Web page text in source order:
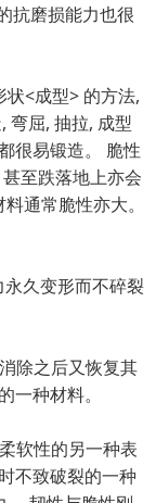
抗磨损能力也很
<成型> 的方法,
弯屈, 抽拉, 成型
很易锻造。 脆性
至跌落地上亦会
通常脆性亦大。
久变形而不碎裂
除之后又恢复其
一种材料。
软性的另一种表
不致破裂的一种